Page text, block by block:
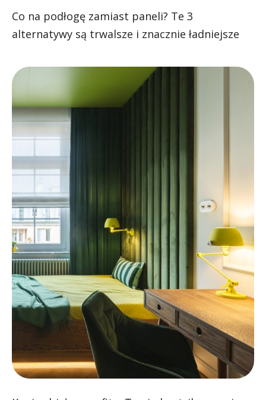
Co na podłogę zamiast paneli? Te 3
alternatywy są trwalsze i znacznie ładniejsze